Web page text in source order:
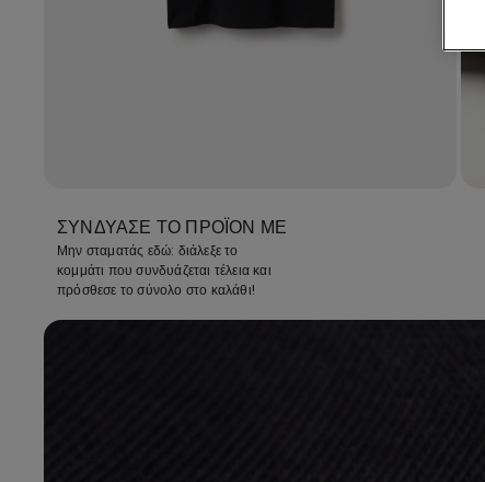
ΣΥΝΔΎΑΣΕ ΤΟ ΠΡΟΪΌΝ ΜΕ
Μην σταματάς εδώ: διάλεξε το
κομμάτι που συνδυάζεται τέλεια και
πρόσθεσε το σύνολο στο καλάθι!